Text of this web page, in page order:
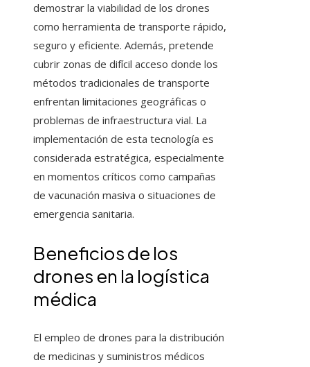
demostrar la viabilidad de los drones
como herramienta de transporte rápido,
seguro y eficiente. Además, pretende
cubrir zonas de difícil acceso donde los
métodos tradicionales de transporte
enfrentan limitaciones geográficas o
problemas de infraestructura vial. La
implementación de esta tecnología es
considerada estratégica, especialmente
en momentos críticos como campañas
de vacunación masiva o situaciones de
emergencia sanitaria.
Beneficios de los
drones en la logística
médica
El empleo de drones para la distribución
de medicinas y suministros médicos